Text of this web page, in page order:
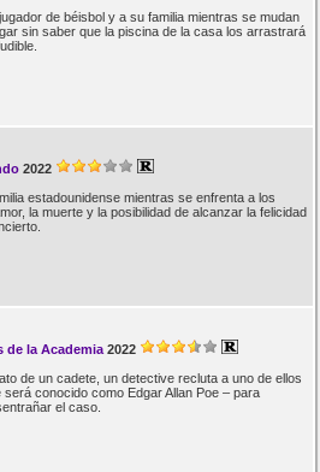
de béisbol y a su familia mientras se mudan
sin saber que la piscina de la casa los arrastrará
2022
estadounidense mientras se enfrenta a los
la muerte y la posibilidad de alcanzar la felicidad
de la Academia 2022
de un cadete, un detective recluta a uno de ellos
será conocido como Edgar Allan Poe – para
el caso.